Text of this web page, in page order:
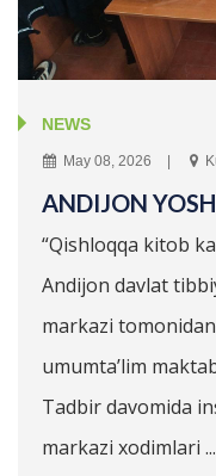
NEWS
May 08, 2026
ANDIJON
“Qishloqqa kitob
Andijon davlat
markazi
umumta’lim
Tadbir davomida
markazi xodimlari ...